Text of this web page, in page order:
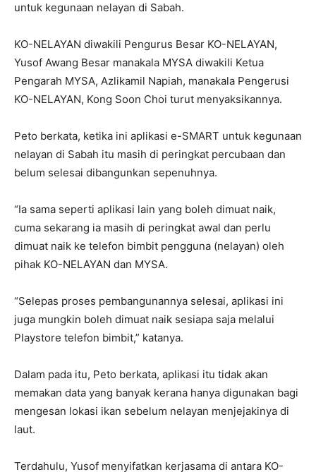
untuk kegunaan nelayan di Sabah.
KO-NELAYAN diwakili Pengurus Besar KO-NELAYAN,
Yusof Awang Besar manakala MYSA diwakili Ketua
Pengarah MYSA, Azlikamil Napiah, manakala Pengerusi
KO-NELAYAN, Kong Soon Choi turut menyaksikannya.
Peto berkata, ketika ini aplikasi e-SMART untuk kegunaan
nelayan di Sabah itu masih di peringkat percubaan dan
belum selesai dibangunkan sepenuhnya.
“Ia sama seperti aplikasi lain yang boleh dimuat naik,
cuma sekarang ia masih di peringkat awal dan perlu
dimuat naik ke telefon bimbit pengguna (nelayan) oleh
pihak KO-NELAYAN dan MYSA.
“Selepas proses pembangunannya selesai, aplikasi ini
juga mungkin boleh dimuat naik sesiapa saja melalui
Playstore telefon bimbit,” katanya.
Dalam pada itu, Peto berkata, aplikasi itu tidak akan
memakan data yang banyak kerana hanya digunakan bagi
mengesan lokasi ikan sebelum nelayan menjejakinya di
laut.
Terdahulu, Yusof menyifatkan kerjasama di antara KO-